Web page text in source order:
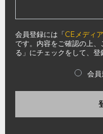
会員登録には「CEメディ
です。内容をご確認の上
る」にチェックをして、登
会員